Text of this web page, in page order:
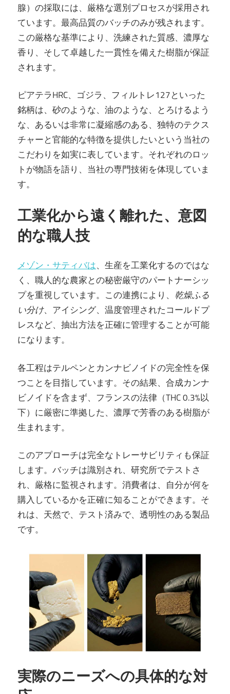
腺）の採取には、厳格な選別プロセスが採用され
ています。最高品質のバッチのみが残されます。
この厳格な基準により、洗練された質感、濃厚な
香り、そして卓越した一貫性を備えた樹脂が保証
されます。
ピアテラHRC、ゴジラ、フィルトレ127といった
銘柄は、砂のような、油のような、とろけるよう
な、あるいは非常に凝縮感のある、独特のテクス
チャーと官能的な特徴を提供したいという当社の
こだわりを如実に表しています。それぞれのロッ
トが物語を語り、当社の専門技術を体現していま
す。
工業化から遠く離れた、意図
的な職人技
メゾン・サティバは、生産を工業化するのではな
く、職人的な農家との秘密厳守のパートナーシッ
プを重視しています。この連携により、 乾燥ふる
い分け、アイシング、温度管理されたコールドプ
レスなど、抽出方法を正確に管理することが可能
になります。
各工程はテルペンとカンナビノイドの完全性を保
つことを目指しています。その結果、合成カンナ
ビノイドを含まず、フランスの法律（THC 0.3%以
下）に厳密に準拠した、濃厚で芳香のある樹脂が
生まれます。
このアプローチは完全なトレーサビリティも保証
します。バッチは識別され、研究所でテストさ
れ、厳格に監視されます。消費者は、自分が何を
購入しているかを正確に知ることができます。そ
れは、天然で、テスト済みで、透明性のある製品
です。
実際のニーズへの具体的な対